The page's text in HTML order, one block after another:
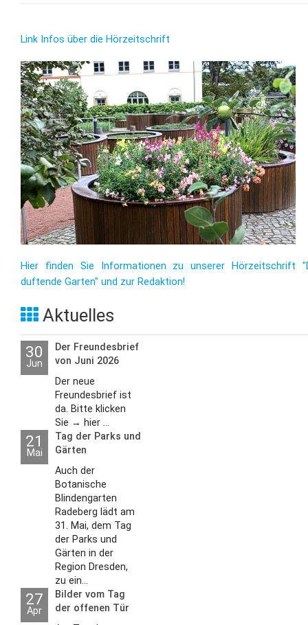
Link Infos über die Hörzeitschrift
Hier finden Sie Informationen zu unserer Hörzeitschrift
duftende Garten" und zur Redaktion!
Aktuelles
30
Jun
Der Freundesbrief
von Juni 2026
Der neue
Freundesbrief ist
da. Bitte klicken
Sie → hier ...
21
Mai
Tag der Parks und
Gärten
Auch der
Botanische
Blindengarten
Radeberg lädt am
31. Mai, dem Tag
der Parks und
Gärten in der
Region Dresden,
zu ein...
27
Apr
Bilder vom Tag
der offenen Tür
2026